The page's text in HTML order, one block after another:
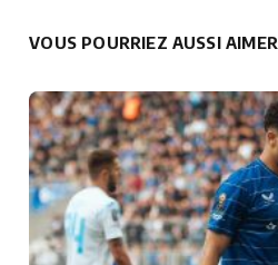
VOUS POURRIEZ AUSSI AIMER